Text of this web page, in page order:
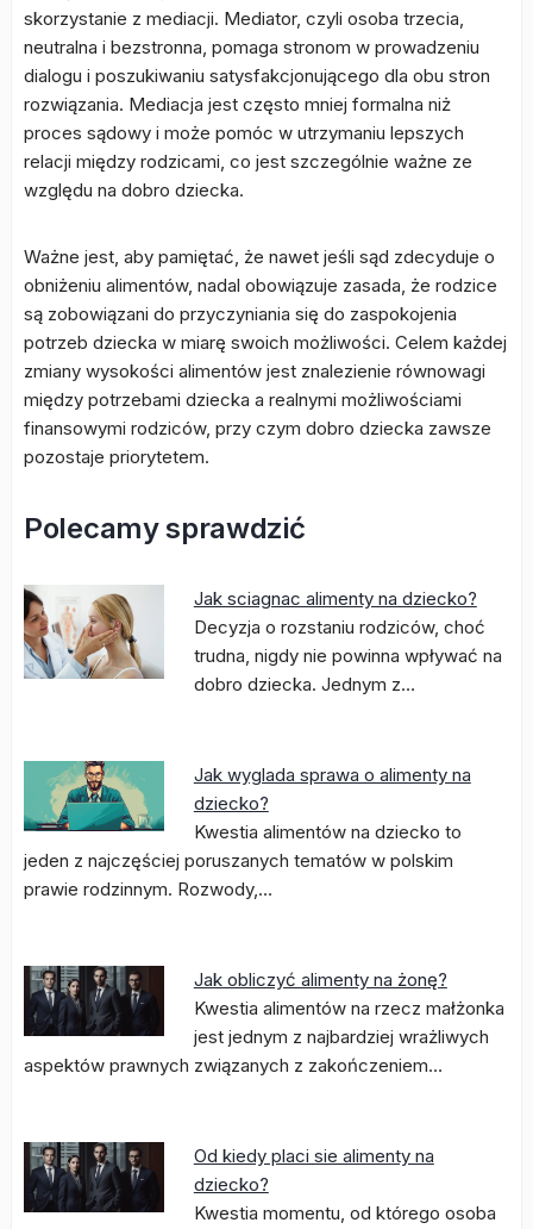
skorzystanie z mediacji. Mediator, czyli osoba trzecia,
neutralna i bezstronna, pomaga stronom w prowadzeniu
dialogu i poszukiwaniu satysfakcjonującego dla obu stron
rozwiązania. Mediacja jest często mniej formalna niż
proces sądowy i może pomóc w utrzymaniu lepszych
relacji między rodzicami, co jest szczególnie ważne ze
względu na dobro dziecka.
Ważne jest, aby pamiętać, że nawet jeśli sąd zdecyduje o
obniżeniu alimentów, nadal obowiązuje zasada, że rodzice
są zobowiązani do przyczyniania się do zaspokojenia
potrzeb dziecka w miarę swoich możliwości. Celem każdej
zmiany wysokości alimentów jest znalezienie równowagi
między potrzebami dziecka a realnymi możliwościami
finansowymi rodziców, przy czym dobro dziecka zawsze
pozostaje priorytetem.
Polecamy sprawdzić
Jak sciagnac alimenty na dziecko?
Decyzja o rozstaniu rodziców, choć
trudna, nigdy nie powinna wpływać na
dobro dziecka. Jednym z…
Jak wyglada sprawa o alimenty na
dziecko?
Kwestia alimentów na dziecko to
jeden z najczęściej poruszanych tematów w polskim
prawie rodzinnym. Rozwody,…
Jak obliczyć alimenty na żonę?
Kwestia alimentów na rzecz małżonka
jest jednym z najbardziej wrażliwych
aspektów prawnych związanych z zakończeniem…
Od kiedy placi sie alimenty na
dziecko?
Kwestia momentu, od którego osoba